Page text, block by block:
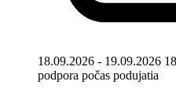
18.09.2026 - 19.09.2026
podpora počas podujatia